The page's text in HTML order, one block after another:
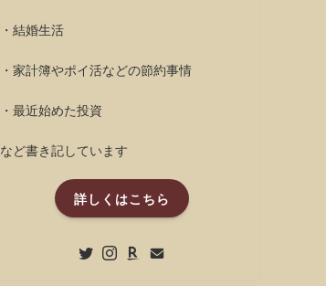
・結婚生活
・家計簿やポイ活などの節約事情
・最近始めた投資
など書き記しています
詳しくはこちら